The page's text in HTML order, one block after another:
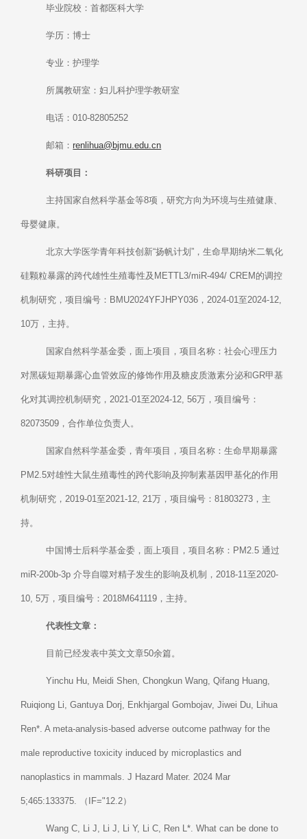
毕业院校：首都医科大学
学历：博士
专业：护理学
所属教研室：妇儿科护理学教研室
电话：010-82805252
邮箱：renlihua@bjmu.edu.cn
科研项目：
主持国家自然科学基金等8项，研究方向为环境与生殖健康、
母婴健康。
北京大学医学青年科技创新“扬帆计划”，生命早期纳米二氧化
硅颗粒暴露的跨代雄性生殖毒性及METTL3/miR-494/ CREM的调控
机制研究，项目编号：BMU2024YFJHPY036，2024-01至2024-12,
10万，主持。
国家自然科学基金委，面上项目，项目名称：社会心理压力
对黑碳短期暴露心血管效应的修饰作用及糖皮质激素分泌和GR甲基
化对其调控机制研究，2021-01至2024-12, 56万，项目编号：
82073509，合作单位负责人。
国家自然科学基金委，青年项目，项目名称：生命早期暴露
PM2.5对雄性大鼠生殖毒性的跨代影响及抑制素基因甲基化的作用
机制研究，2019-01至2021-12, 21万，项目编号：81803273，主
持。
中国博士后科学基金委，面上项目，项目名称：PM2.5 通过
miR-200b-3p 介导自噬对精子发生的影响及机制，2018-11至2020-
10, 5万，项目编号：2018M641119，主持。
代表性文章：
目前已经发表中英文文章50余篇。
Yinchu Hu, Meidi Shen, Chongkun Wang, Qifang Huang,
Ruiqiong Li, Gantuya Dorj, Enkhjargal Gombojav, Jiwei Du, Lihua
Ren*. A meta-analysis-based adverse outcome pathway for the
male reproductive toxicity induced by microplastics and
nanoplastics in mammals. J Hazard Mater. 2024 Mar
5;465:133375. （IF="12.2）
Wang C, Li J, Li J, Li Y, Li C, Ren L*. What can be done to